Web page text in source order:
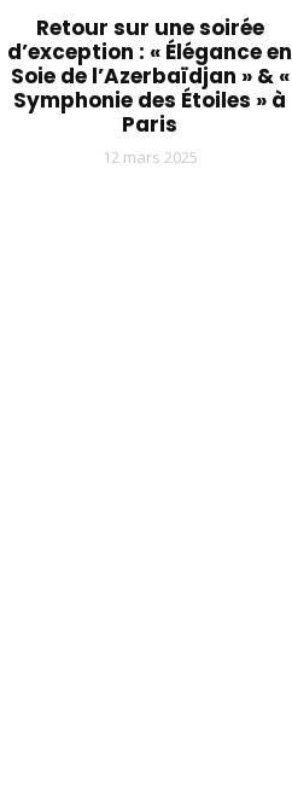
Retour sur une soirée
d’exception : « Élégance en
Soie de l’Azerbaïdjan » & «
Symphonie des Étoiles » à
Paris
12 mars 2025